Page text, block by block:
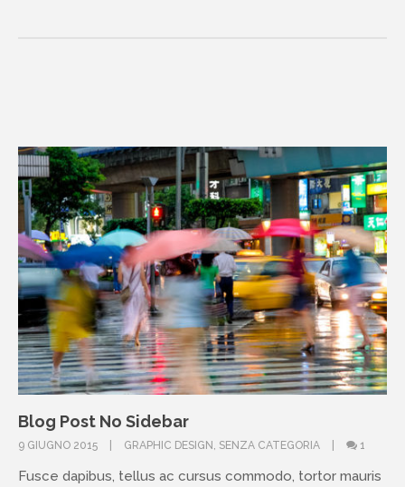
Blog Post No Sidebar
9 GIUGNO 2015 GRAPHIC DESIGN SENZA CATEGORIA 1
Fusce dapibus, tellus ac cursus commodo, tortor mauris